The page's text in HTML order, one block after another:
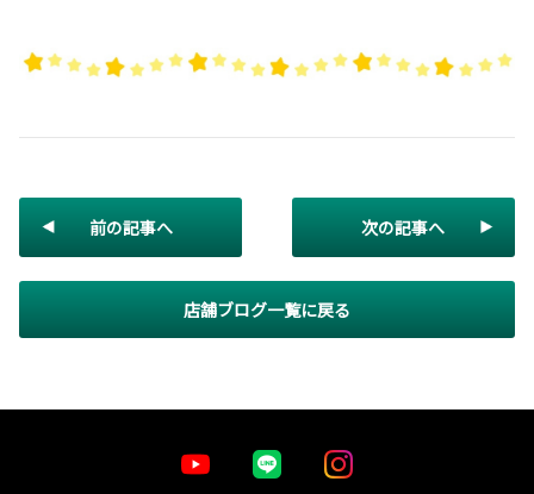
前の記事へ
店舗ブログ一覧に戻る
次の記事へ